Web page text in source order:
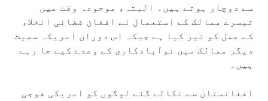
سے دوچار ہوتے ہیں۔ البتہ، موجودہ وقت میں
تیسرے ممالک کے استعمال نے افغان فضائی انخلاء
کے عمل کو تیز کیا ہے جبکہ اس دوران امریکہ سمیت
دیگر ممالک میں نوآبادکاری کے وعدے کیے جا رہے
ہیں۔
افغانستان سے نکالے گئے لوگوں کو امریکی فوجی